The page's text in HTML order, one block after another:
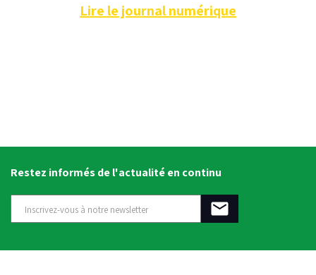
Lire le journal numérique
Restez informés de l'actualité en continu